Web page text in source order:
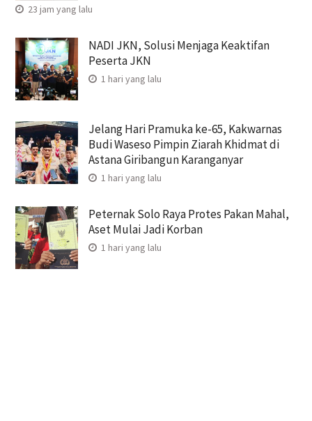
23 jam yang lalu
NADI JKN, Solusi Menjaga Keaktifan
Peserta JKN
1 hari yang lalu
Jelang Hari Pramuka ke-65, Kakwarnas
Budi Waseso Pimpin Ziarah Khidmat di
Astana Giribangun Karanganyar
1 hari yang lalu
Peternak Solo Raya Protes Pakan Mahal,
Aset Mulai Jadi Korban
1 hari yang lalu